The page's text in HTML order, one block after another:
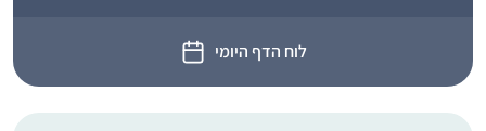
לוח הדף היומי